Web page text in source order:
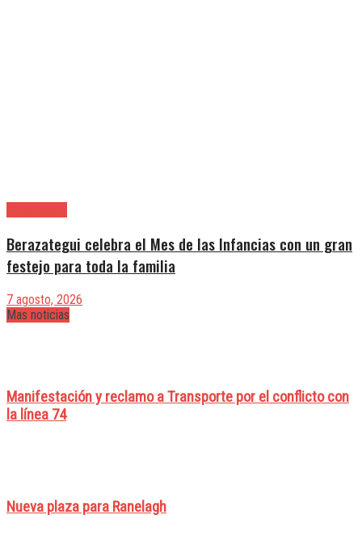
Berazategui celebra el Mes de las Infancias con un gran
festejo para toda la familia
7 agosto, 2026
Mas noticias
Manifestación y reclamo a Transporte por el conflicto con
la línea 74
Nueva plaza para Ranelagh